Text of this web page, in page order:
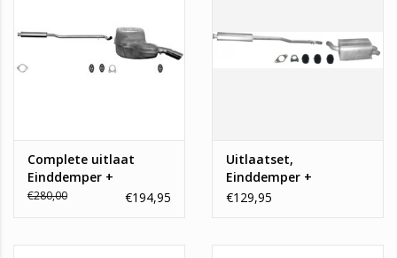
Complete uitlaat
Einddemper +
Middendemper Volvo
€280,00 €194,95
Uitlaatset,
Einddemper +
Middendemper Volvo
€129,95